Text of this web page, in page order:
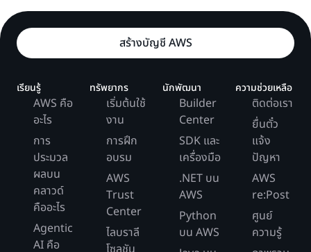
สร้างบัญชี AWS
เรียนรู้
AWS คือ
อะไร
การ
ประมวล
ผลบน
คลาวด์
คืออะไร
Agentic
AI คือ
ทรัพยากร
เริ่มต้นใช้
งาน
การฝึก
อบรม
AWS
Trust
Center
ไลบราลี
นักพัฒนา
Builder
Center
SDK และ
เครื่องมือ
.NET บน
AWS
Python
บน AWS
ความช่วยเหลือ
ติดต่อเรา
ยื่นตั๋ว
แจ้ง
ปัญหา
AWS
re:Post
ศูนย์
ความรู้